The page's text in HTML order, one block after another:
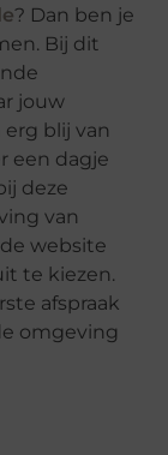
? Dan ben je
Bij dit
jouw
blij van
een dagje
deze
van
website
te kiezen.
afspraak
omgeving